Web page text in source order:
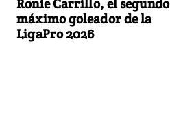
máximo goleador de la
LigaPro 2026